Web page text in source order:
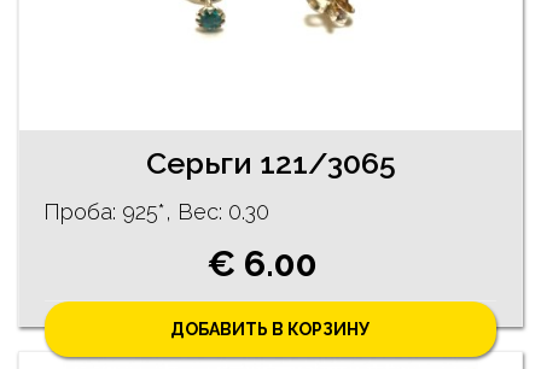
Серьги 121/3065
Проба: 925*, Bес: 0.30
€ 6.00
ДОБАВИТЬ В КОРЗИНУ